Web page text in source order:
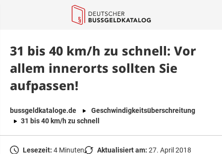
31 bis 40 km/h zu schnell: Vor
allem innerorts sollten Sie
aufpassen!
bussgeldkataloge.de
Geschwindigkeitsüberschreitung
31 bis 40 km/h zu schnell
Lesezeit: 4 Minuten Aktualisiert am: 27. April 2018